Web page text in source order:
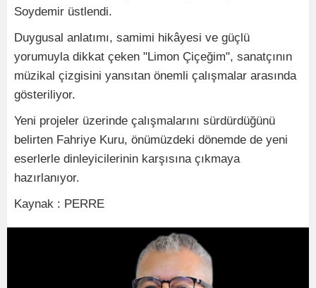
Soydemir üstlendi.
Duygusal anlatımı, samimi hikâyesi ve güçlü
yorumuyla dikkat çeken "Limon Çiçeğim", sanatçının
müzikal çizgisini yansıtan önemli çalışmalar arasında
gösteriliyor.
Yeni projeler üzerinde çalışmalarını sürdürdüğünü
belirten Fahriye Kuru, önümüzdeki dönemde de yeni
eserlerle dinleyicilerinin karşısına çıkmaya
hazırlanıyor.
Kaynak : PERRE